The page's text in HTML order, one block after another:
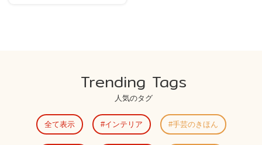
Trending Tags
人気のタグ
全て表示 インテリア 手芸のきほん